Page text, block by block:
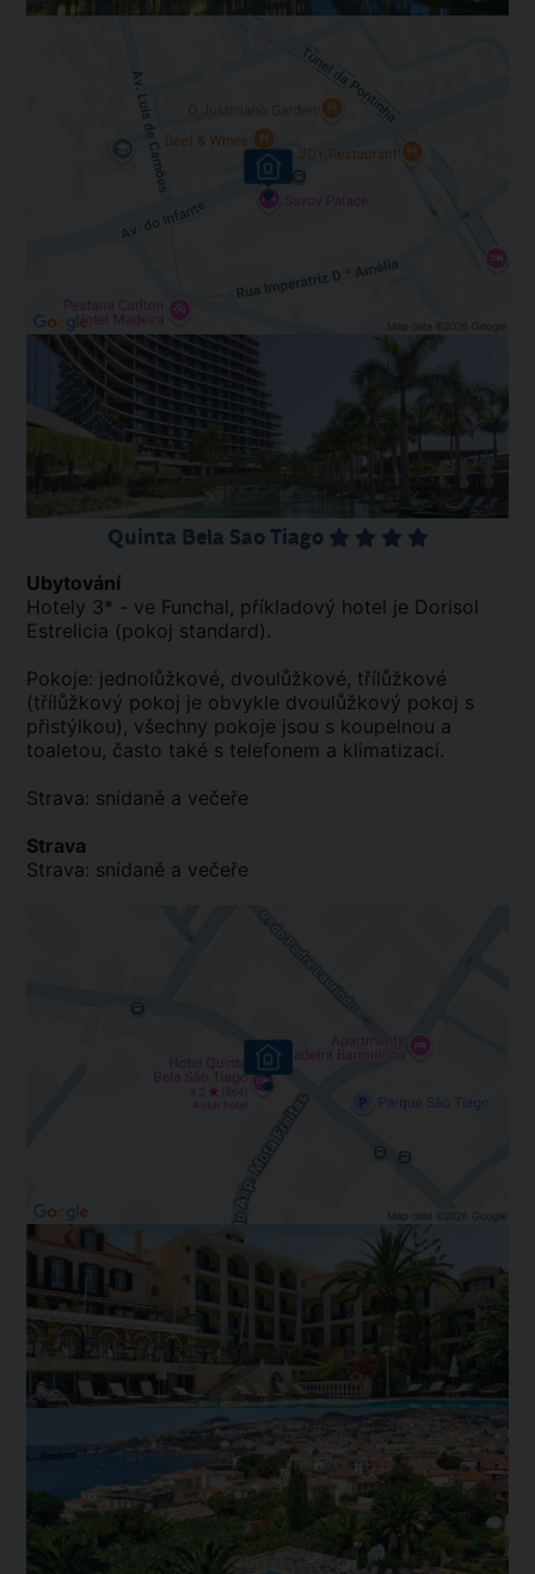
Quinta Bela Sao Tiago
Ubytování
Hotely 3* - ve Funchal, příkladový hotel je Dorisol
Estrelicia (pokoj standard).
Pokoje: jednolůžkové, dvoulůžkové, třílůžkové
(třílůžkový pokoj je obvykle dvoulůžkový pokoj s
přistýlkou), všechny pokoje jsou s koupelnou a
toaletou, často také s telefonem a klimatizací.
Strava: snídaně a večeře
Strava
Strava: snídaně a večeře